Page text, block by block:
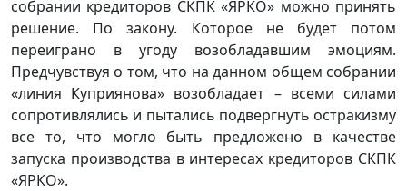
собрании кредиторов СКПК «ЯРКО» можно принять
решение. По закону. Которое не будет потом
переиграно в угоду возобладавшим эмоциям.
Предчувствуя о том, что на данном общем собрании
«линия Куприянова» возобладает – всеми силами
сопротивлялись и пытались подвергнуть остракизму
все то, что могло быть предложено в качестве
запуска производства в интересах кредиторов СКПК
«ЯРКО».